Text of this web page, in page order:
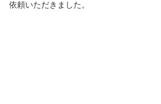
依頼いただきました。